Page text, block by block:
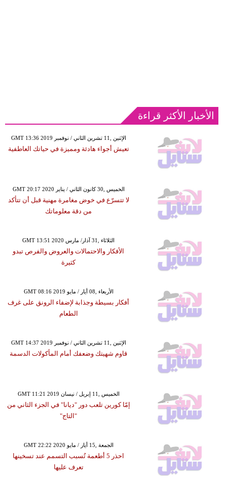
الأخبار الأكثر قراءة
GMT 13:36 2019 الإثنين ,11 تشرين الثاني / نوفمبر
تعيش أجواء هادئة ومميزة في حياتك العاطفية
GMT 20:17 2020 الخميس ,30 كانون الثاني / يناير
لا تتسرّع في خوض مغامرة مهنية قبل أن تتأكد
من دقة معلوماتك
GMT 13:51 2020 الثلاثاء ,31 آذار/ مارس
الأفكار والاحتمالات والعروض والفرص تبدو
كثيرة
GMT 08:16 2019 الأربعاء ,08 أيار / مايو
أفكار بسيطة وجذابة لإضفاء الرونق على غرف
الطعام
GMT 14:37 2019 الإثنين ,11 تشرين الثاني / نوفمبر
قاوم شهيتك وضعفك أمام المأكولات الدسمة
GMT 11:21 2019 الخميس ,11 إبريل / نيسان
إمّا كورين تلعب دور "ديانا" في الجزء الثاني من
"التاج"
GMT 22:22 2020 الجمعة ,15 أيار / مايو
احذر 5 أطعمة تُسبب التسمم عند تسخينها
تعرف عليها